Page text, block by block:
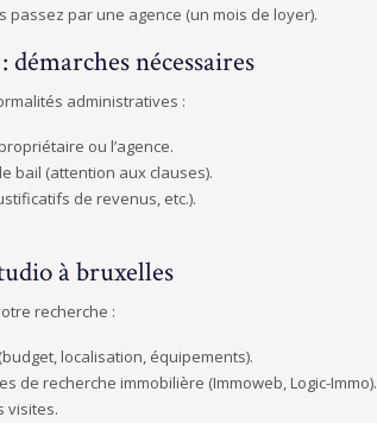
passez par une agence (un mois de loyer).
nécessaires
administratives :
ou l’agence.
bail (attention aux clauses).
de revenus, etc.).
à bruxelles
recherche :
localisation, équipements).
de recherche immobilière (Immoweb, Logic-Immo).
visites.